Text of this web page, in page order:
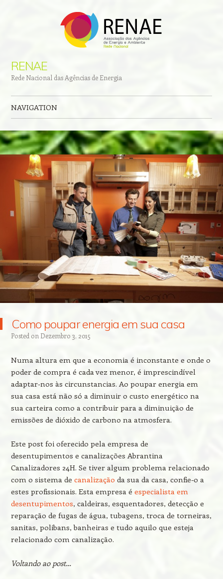
RENAE
Rede Nacional das Agências de Energia
NAVIGATION
Como poupar energia em sua casa
Posted on Dezembro 3, 2015
Numa altura em que a economia é inconstante e onde o
poder de compra é cada vez menor, é imprescindível
adaptar-nos às circunstancias. Ao poupar energia em
sua casa está não só a diminuir o custo energético na
sua carteira como a contribuir para a diminuição de
emissões de dióxido de carbono na atmosfera.
Este post foi oferecido pela empresa de
desentupimentos e canalizações Abrantina
Canalizadores 24H. Se tiver algum problema relacionado
com o sistema de canalização da sua da casa, confie-o a
estes profissionais. Esta empresa é especialista em
desentupimentos, caldeiras, esquentadores, detecção e
reparação de fugas de água, tubagens, troca de torneiras,
sanitas, polibans, banheiras e tudo aquilo que esteja
relacionado com canalização.
Voltando ao post…